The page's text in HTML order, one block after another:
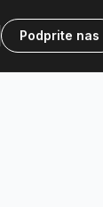
Podprite nas